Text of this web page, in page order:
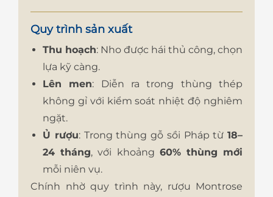
Quy trình sản xuất
Thu hoạch: Nho được hái thủ công, chọn
lựa kỹ càng.
Lên men: Diễn ra trong thùng thép
không gỉ với kiểm soát nhiệt độ nghiêm
ngặt.
Ủ rượu: Trong thùng gỗ sồi Pháp từ 18–
24 tháng, với khoảng 60% thùng mới
mỗi niên vụ.
Chính nhờ quy trình này, rượu Montrose